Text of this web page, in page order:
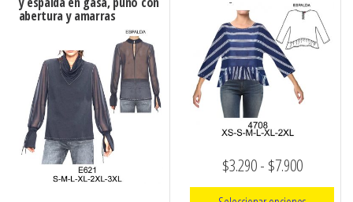
abertura y amarras
$3.290- $7.900Rango
de